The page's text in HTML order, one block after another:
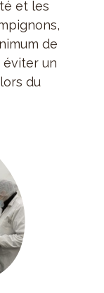
et les
de
éviter un
du